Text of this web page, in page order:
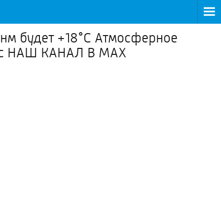
будет +18°С Атмосферное
с НАШ КАНАЛ В МАХ